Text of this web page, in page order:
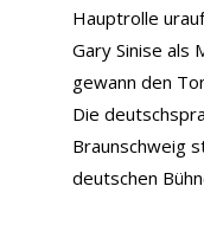
Hauptrolle
Gary Sinise als
gewann den
Die
Braunschweig
deutschen